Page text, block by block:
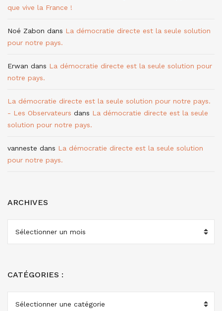
que vive la France !
Noé Zabon dans La démocratie directe est la seule solution
pour notre pays.
Erwan dans La démocratie directe est la seule solution pour
notre pays.
La démocratie directe est la seule solution pour notre pays.
- Les Observateurs dans La démocratie directe est la seule
solution pour notre pays.
vanneste dans La démocratie directe est la seule solution
pour notre pays.
ARCHIVES
ARCHIVES
CATÉGORIES :
CATÉGORIES